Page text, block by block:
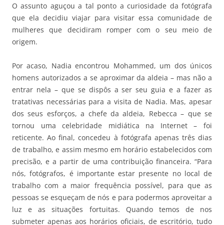
O assunto aguçou a tal ponto a curiosidade da fotógrafa
que ela decidiu viajar para visitar essa comunidade de
mulheres que decidiram romper com o seu meio de
origem.
Por acaso, Nadia encontrou Mohammed, um dos únicos
homens autorizados a se aproximar da aldeia – mas não a
entrar nela – que se dispôs a ser seu guia e a fazer as
tratativas necessárias para a visita de Nadia. Mas, apesar
dos seus esforços, a chefe da aldeia, Rebecca – que se
tornou uma celebridade midiática na Internet – foi
reticente. Ao final, concedeu à fotógrafa apenas três dias
de trabalho, e assim mesmo em horário estabelecidos com
precisão, e a partir de uma contribuição financeira. “Para
nós, fotógrafos, é importante estar presente no local de
trabalho com a maior frequência possível, para que as
pessoas se esqueçam de nós e para podermos aproveitar a
luz e as situações fortuitas. Quando temos de nos
submeter apenas aos horários oficiais, de escritório, tudo